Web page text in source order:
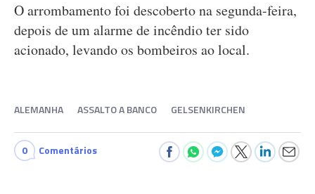
O arrombamento foi descoberto na segunda-feira,
depois de um alarme de incêndio ter sido
acionado, levando os bombeiros ao local.
ALEMANHA ASSALTO A BANCO GELSENKIRCHEN
0 Comentários